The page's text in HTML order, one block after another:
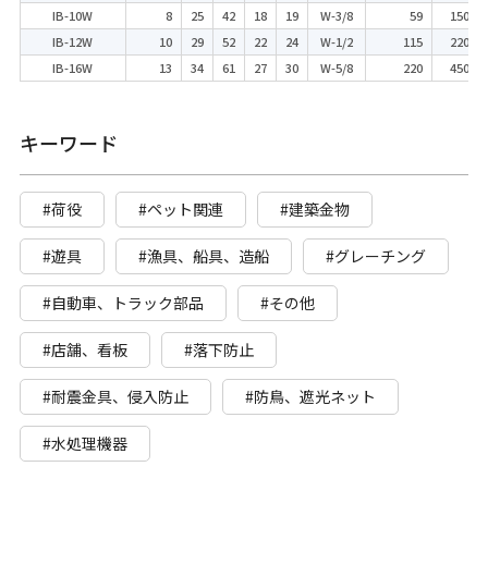
IB-10W
8 25 42 18 19 W-3/8 59
150
IB-12W
10 29 52 22 24 W-1/2 115
220
IB-16W
13 34 61 27 30 W-5/8 220 450
キーワード
#荷役 #ペット関連 #建築金物
#遊具 #漁具、船具、造船 #グレーチング
#自動車、トラック部品 #その他
#店舗、看板 #落下防止
#耐震金具、侵入防止 #防鳥、遮光ネット
#水処理機器